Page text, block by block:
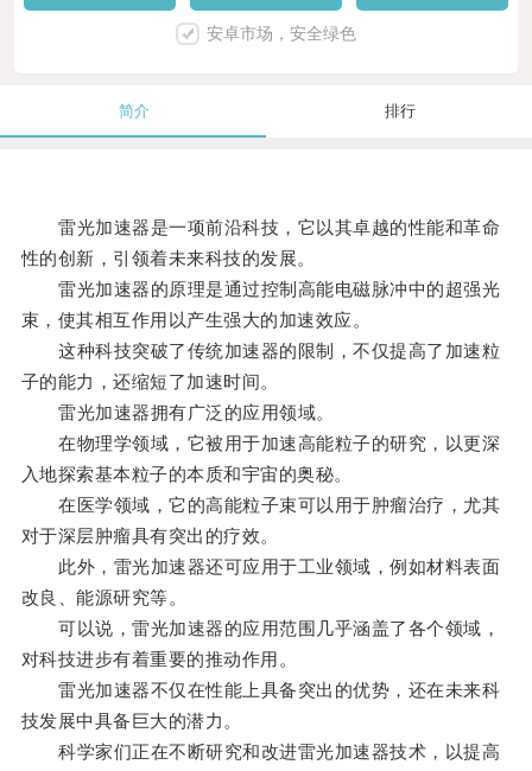
安卓市场，安全绿色
简介 排行
雷光加速器是一项前沿科技，它以其卓越的性能和革命
性的创新，引领着未来科技的发展。
雷光加速器的原理是通过控制高能电磁脉冲中的超强光
束，使其相互作用以产生强大的加速效应。
这种科技突破了传统加速器的限制，不仅提高了加速粒
子的能力，还缩短了加速时间。
雷光加速器拥有广泛的应用领域。
在物理学领域，它被用于加速高能粒子的研究，以更深
入地探索基本粒子的本质和宇宙的奥秘。
在医学领域，它的高能粒子束可以用于肿瘤治疗，尤其
对于深层肿瘤具有突出的疗效。
此外，雷光加速器还可应用于工业领域，例如材料表面
改良、能源研究等。
可以说，雷光加速器的应用范围几乎涵盖了各个领域，
对科技进步有着重要的推动作用。
雷光加速器不仅在性能上具备突出的优势，还在未来科
技发展中具备巨大的潜力。
科学家们正在不断研究和改进雷光加速器技术，以提高